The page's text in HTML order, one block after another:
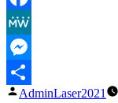
Facebook
MeWe
Messenger
Teilen
Veröffentlicht
AdminLaser2021